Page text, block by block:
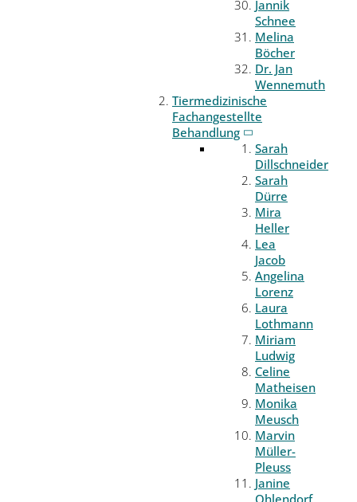
Jannik
Schnee
Melina
Böcher
Dr. Jan
Wennemuth
Tiermedizinische
Fachangestellte
Behandlung
Sarah
Dillschneider
Sarah
Dürre
Mira
Heller
Lea
Jacob
Angelina
Lorenz
Laura
Lothmann
Miriam
Ludwig
Celine
Matheisen
Monika
Meusch
Marvin
Müller-
Pleuss
Janine
Ohlendorf